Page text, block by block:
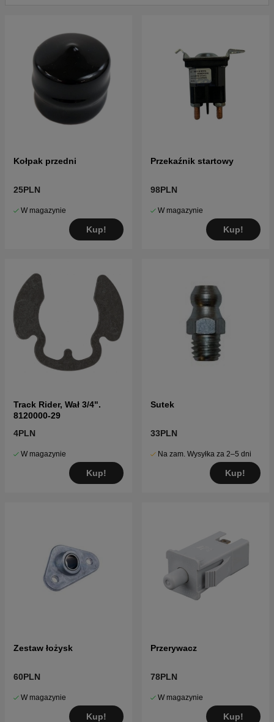
Kołpak przedni
25PLN
W magazynie
Kup!
Przekaźnik startowy
98PLN
W magazynie
Kup!
Track Rider, Wał 3/4".
8120000-29
4PLN
W magazynie
Kup!
Sutek
33PLN
Na zam. Wysyłka za 2–5 dni
Kup!
Zestaw łożysk
60PLN
W magazynie
Kup!
Przerywacz
78PLN
W magazynie
Kup!